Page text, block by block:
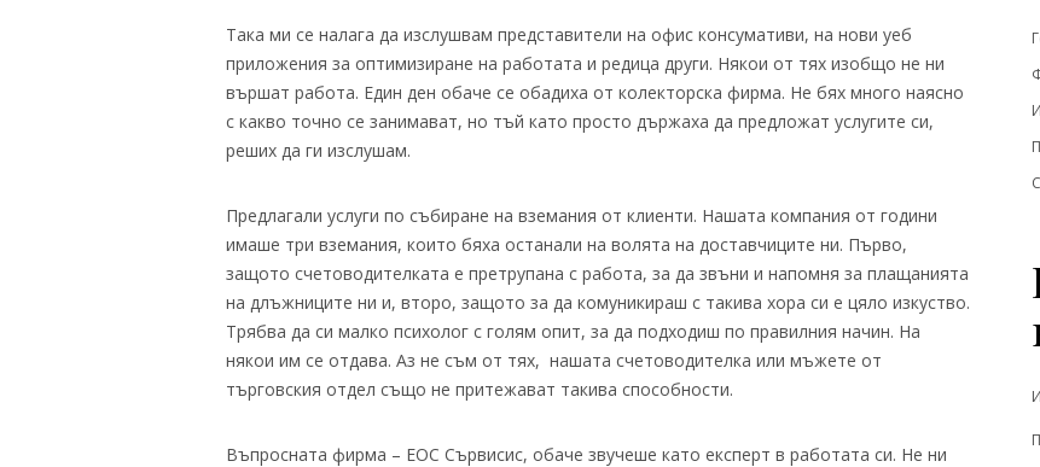
Така ми се налага да изслушвам представители на офис консумативи, на нови уеб
приложения за оптимизиране на работата и редица други. Някои от тях изобщо не ни
вършат работа. Един ден обаче се обадиха от колекторска фирма. Не бях много наясно
с какво точно се занимават, но тъй като просто държаха да предложат услугите си,
реших да ги изслушам.
Предлагали услуги по събиране на вземания от клиенти. Нашата компания от години
имаше три вземания, които бяха останали на волята на доставчиците ни. Първо,
защото счетоводителката е претрупана с работа, за да звъни и напомня за плащанията
на длъжниците ни и, второ, защото за да комуникираш с такива хора си е цяло изкуство.
Трябва да си малко психолог с голям опит, за да подходиш по правилния начин. На
някои им се отдава. Аз не съм от тях, нашата счетоводителка или мъжете от
търговския отдел също не притежават такива способности.
Въпросната фирма – ЕОС Сървисис, обаче звучеше като експерт в работата си. Не ни